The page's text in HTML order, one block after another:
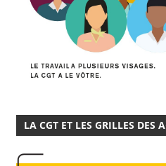
LA CGT ET LES GRILLES DES